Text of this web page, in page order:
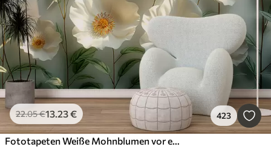
22.05€13.23€ 423
Fototapeten Weiße Mohnblumen vor einer Wand mit Sonnenlicht und 3D-Effekt